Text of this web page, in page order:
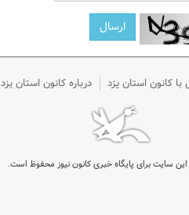
کانون استان یزد درباره کانون استان یزد
سایت برای پایگاه خبری کانون نیوز محفوظ است.